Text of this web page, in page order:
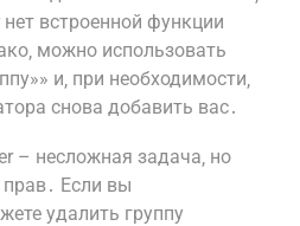
встроенной функции
можно использовать
и‚ при необходимости‚
снова добавить вас․
– несложная задача‚ но
Если вы
удалить группу